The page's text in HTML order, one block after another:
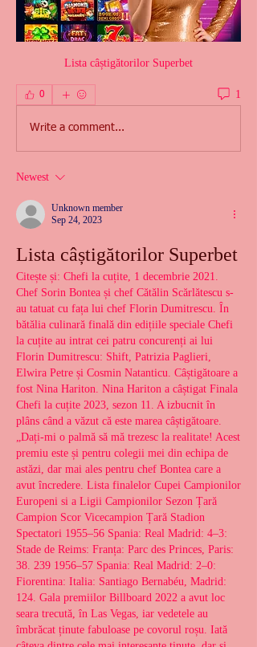
Lista câștigătorilor Superbet
0 1
Write a comment...
Newest
Unknown member
Sep 24, 2023
Lista câștigătorilor Superbet
Citește și: Chefi la cuțite, 1 decembrie 2021.
Chef Sorin Bontea și chef Cătălin Scărlătescu s-
au tatuat cu fața lui chef Florin Dumitrescu. În
bătălia culinară finală din edițiile speciale Chefi
la cuțite au intrat cei patru concurenți ai lui
Florin Dumitrescu: Shift, Patrizia Paglieri,
Elwira Petre și Cosmin Natanticu. Câștigătoare a
fost Nina Hariton. Nina Hariton a câștigat Finala
Chefi la cuțite 2023, sezon 11. A izbucnit în
plâns când a văzut că este marea câștigătoare.
„Dați-mi o palmă să mă trezesc la realitate! Acest
premiu este și pentru colegii mei din echipa de
astăzi, dar mai ales pentru chef Bontea care a
avut încredere. Lista finalelor Cupei Campionilor
Europeni si a Ligii Campionilor Sezon Țară
Campion Scor Vicecampion Țară Stadion
Spectatori 1955–56 Spania: Real Madrid: 4–3:
Stade de Reims: Franța: Parc des Princes, Paris:
38. 239 1956–57 Spania: Real Madrid: 2–0:
Fiorentina: Italia: Santiago Bernabéu, Madrid:
124. Gala premiilor Billboard 2022 a avut loc
seara trecută, în Las Vegas, iar vedetele au
îmbrăcat ținute fabuloase pe covorul roșu. Iată